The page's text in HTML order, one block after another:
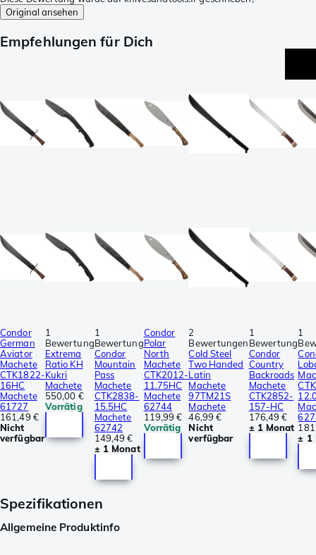
Original ansehen
Empfehlungen für Dich
Condor
German
Aviator
Machete
CTK1822-
16HC
Machete
61727
161,49 €
Nicht
verfügbar
1
Bewertung
Extrema
Ratio KH
Kukri
Machete
550,00 €
Vorrätig
1
Bewertung
Condor
Mountain
Pass
Machete
CTK2838-
15.5HC
Machete
62742
149,49 €
± 1 Monat
Condor
Polar
North
Machete
CTK2012-
11.75HC
Machete
62744
119,99 €
Vorrätig
2
Bewertungen
Cold Steel
Two Handed
Latin
Machete
97TM21S
Machete
46,99 €
Nicht
verfügbar
1
Bewertung
Condor
Country
Backroads
Machete
CTK2852-
157-HC
176,49 €
± 1 Monat
1
± 1
Spezifikationen
Allgemeine Produktinfo